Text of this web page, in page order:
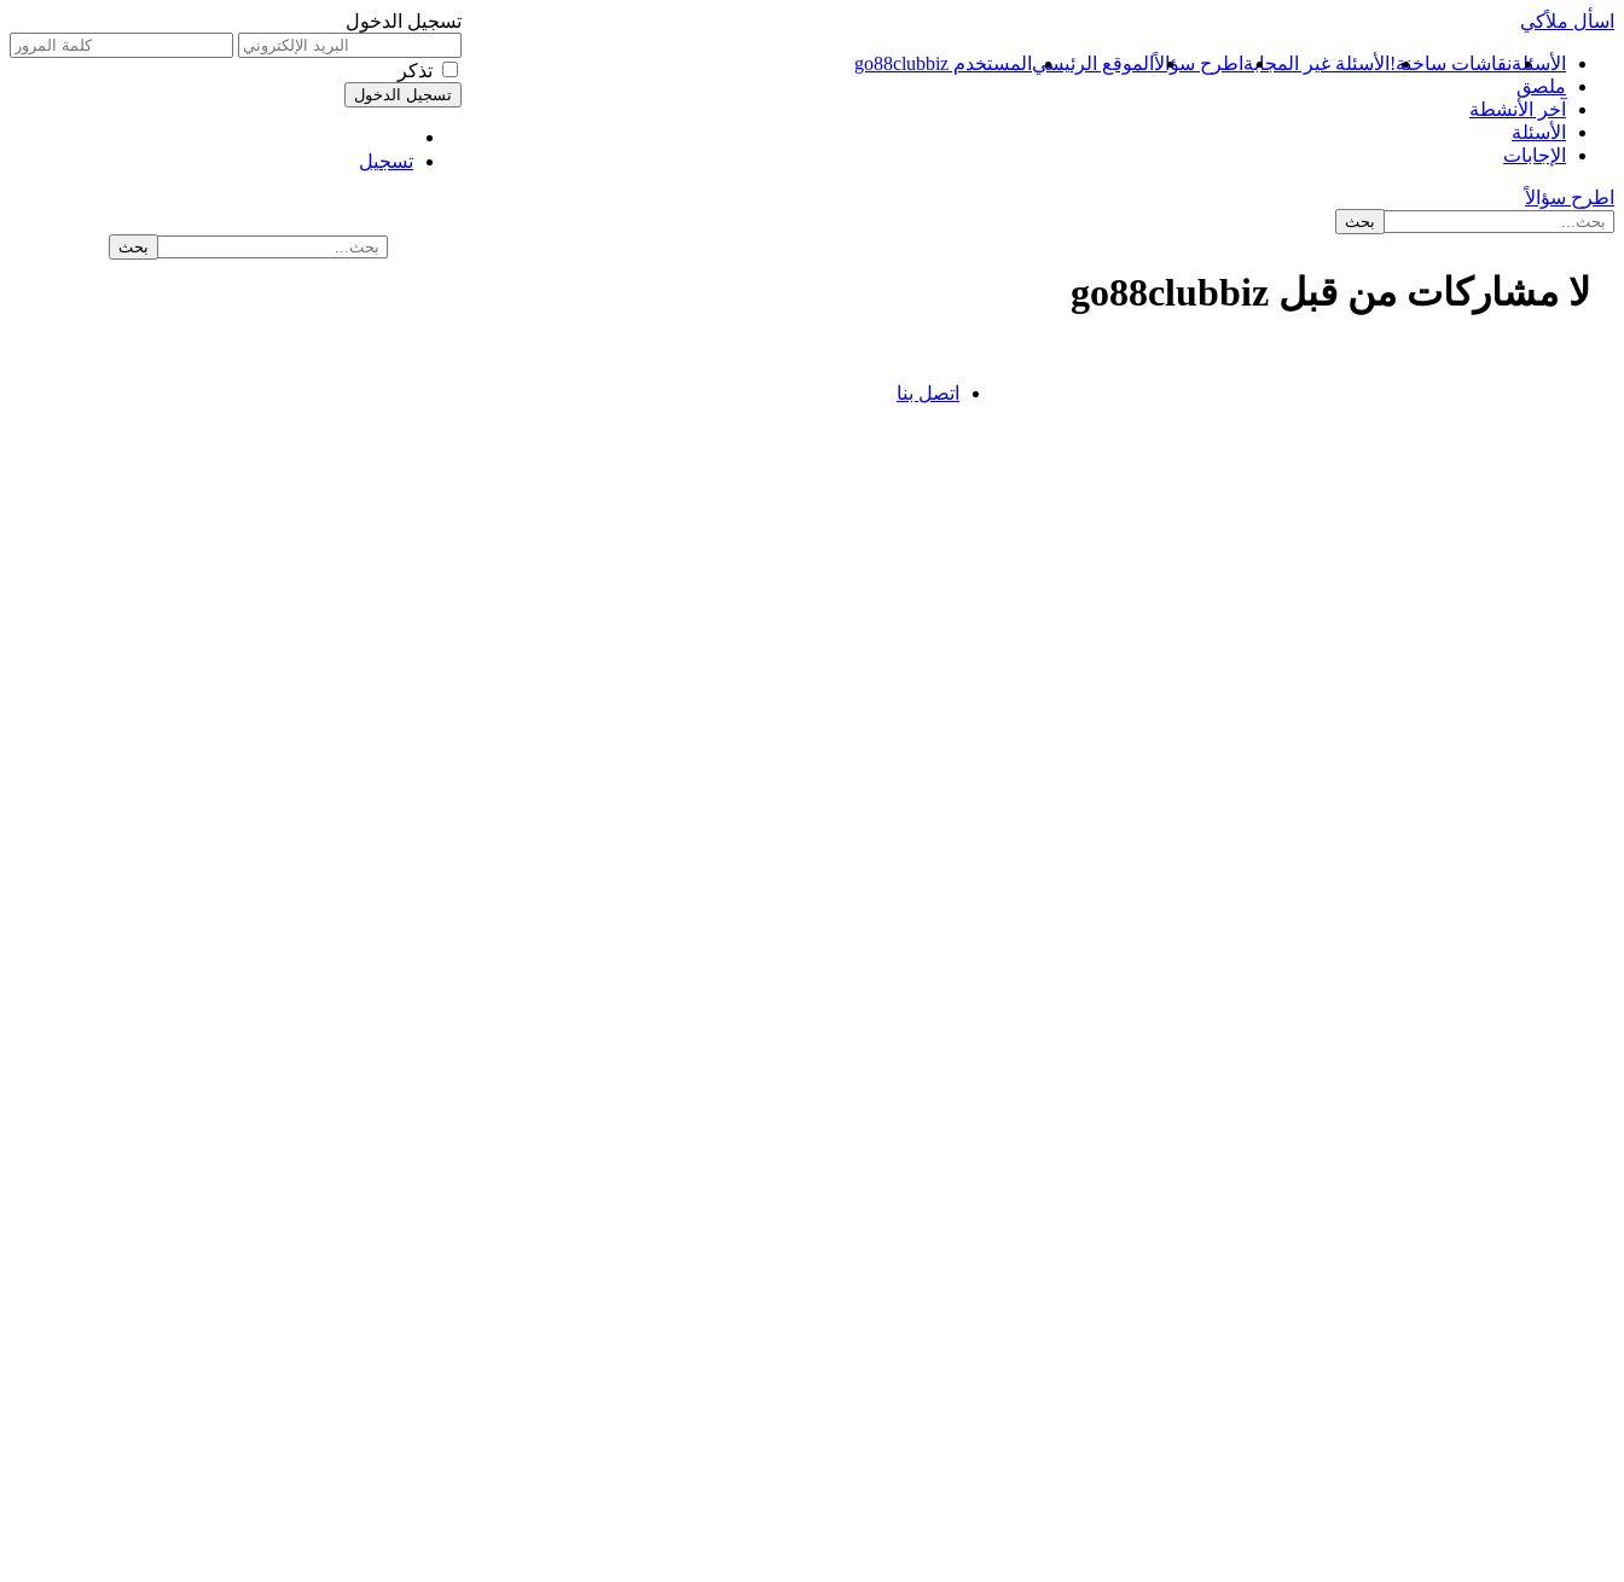
تسجيل الدخول
تذكر
تسجيل
اسأل ملاًكي
الأسئلةنقاشات ساخنة! الأسئلة غير المجابة اطرح سؤالاًالموقع الرئيسي المستخدم go88clubbiz
ملصق
آخر الأنشطة
الأسئلة
الإجابات
اطرح سؤالاً
لا مشاركات من قبل go88clubbiz
اتصل بنا